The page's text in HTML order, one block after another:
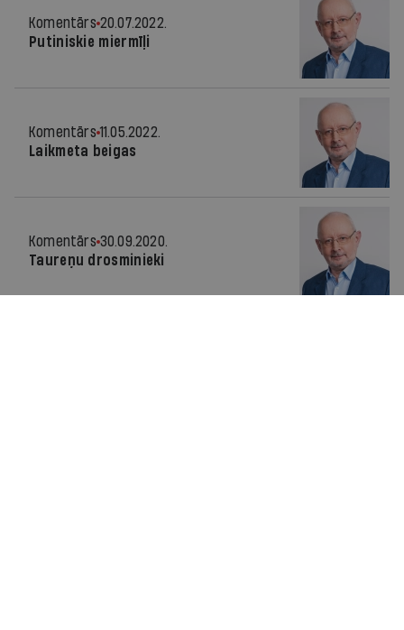
Komentārs 20.07.2022.
Putiniskie miermīļi
Komentārs 11.05.2022.
Laikmeta beigas
Komentārs 30.09.2020.
Taureņu drosminieki